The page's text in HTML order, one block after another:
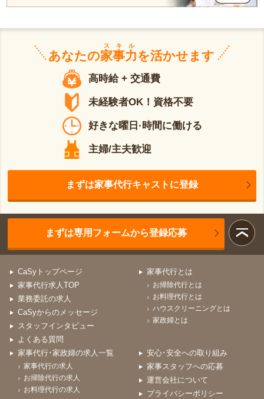
あなたの家事力
スキル
を活かせます
高時給 + 交通費
未経験者OK！資格不要
好きな曜日·時間に働ける
主婦/主夫歓迎
まずは家事代行キャストに登録
まずは専用フォームから登録応募
CaSyトップページ
家事代行求人TOP
業務委託の求人
CaSyからのメッセージ
スタッフインタビュー
よくある質問
家事代行とは
お掃除代行とは
お料理代行とは
ハウスクリーニングとは
家政婦とは
家事代行･家政婦の求人一覧
家事代行の求人
お掃除代行の求人
お料理代行の求人
安心･安全への取り組み
家事スタッフへの応募
運営会社について
プライバシーポリシー